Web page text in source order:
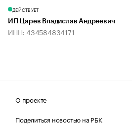
ДЕЙСТВУЕТ
ИП Царев Владислав Андреевич
ИНН: 434584834171
О проекте
Поделиться новостью на РБК